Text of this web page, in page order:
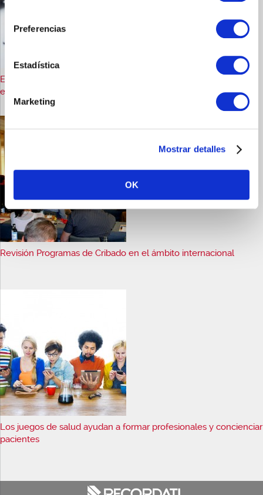
consentimiento
Preferencias
Estadística
Marketing
Mostrar detalles
OK
El Estudio SIRE con silodosina demuestra ser altamente eficaz
en los síntomas del trato urinario inferior
Revisión Programas de Cribado en el ámbito internacional
Los juegos de salud ayudan a formar profesionales y concienciar
pacientes